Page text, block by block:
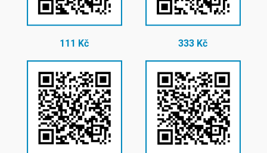
111 Kč 333 Kč